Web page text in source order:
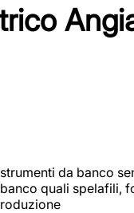
da banco
quali spelafili,